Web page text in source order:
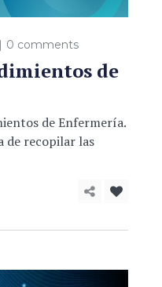
0 comments
de
de Enfermería.
de recopilar las